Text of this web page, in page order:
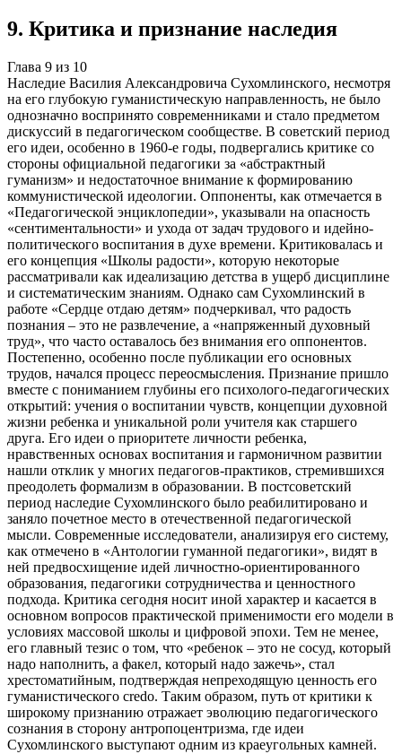
9. Критика и признание наследия
Глава 9 из 10
Наследие Василия Александровича Сухомлинского, несмотря
на его глубокую гуманистическую направленность, не было
однозначно воспринято современниками и стало предметом
дискуссий в педагогическом сообществе. В советский период
его идеи, особенно в 1960-е годы, подвергались критике со
стороны официальной педагогики за «абстрактный
гуманизм» и недостаточное внимание к формированию
коммунистической идеологии. Оппоненты, как отмечается в
«Педагогической энциклопедии», указывали на опасность
«сентиментальности» и ухода от задач трудового и идейно-
политического воспитания в духе времени. Критиковалась и
его концепция «Школы радости», которую некоторые
рассматривали как идеализацию детства в ущерб дисциплине
и систематическим знаниям. Однако сам Сухомлинский в
работе «Сердце отдаю детям» подчеркивал, что радость
познания – это не развлечение, а «напряженный духовный
труд», что часто оставалось без внимания его оппонентов.
Постепенно, особенно после публикации его основных
трудов, начался процесс переосмысления. Признание пришло
вместе с пониманием глубины его психолого-педагогических
открытий: учения о воспитании чувств, концепции духовной
жизни ребенка и уникальной роли учителя как старшего
друга. Его идеи о приоритете личности ребенка,
нравственных основах воспитания и гармоничном развитии
нашли отклик у многих педагогов-практиков, стремившихся
преодолеть формализм в образовании. В постсоветский
период наследие Сухомлинского было реабилитировано и
заняло почетное место в отечественной педагогической
мысли. Современные исследователи, анализируя его систему,
как отмечено в «Антологии гуманной педагогики», видят в
ней предвосхищение идей личностно-ориентированного
образования, педагогики сотрудничества и ценностного
подхода. Критика сегодня носит иной характер и касается в
основном вопросов практической применимости его модели в
условиях массовой школы и цифровой эпохи. Тем не менее,
его главный тезис о том, что «ребенок – это не сосуд, который
надо наполнить, а факел, который надо зажечь», стал
хрестоматийным, подтверждая непреходящую ценность его
гуманистического credo. Таким образом, путь от критики к
широкому признанию отражает эволюцию педагогического
сознания в сторону антропоцентризма, где идеи
Сухомлинского выступают одним из краеугольных камней.